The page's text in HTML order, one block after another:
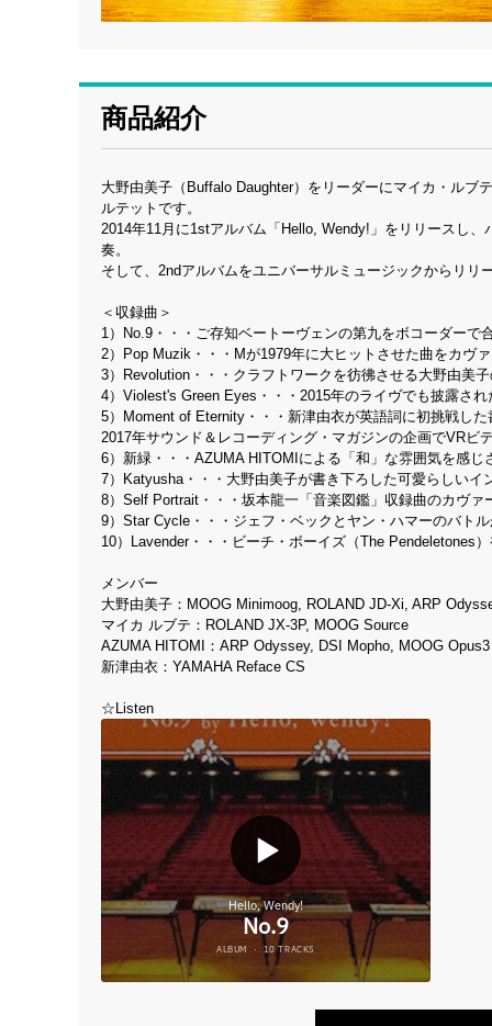
商品紹介
大野由美子（Buffalo Daughter）をリーダーにマイカ・ルブ
ルテットです。
2014年11月に1stアルバム「Hello, Wendy!」をリリースし
奏。
そして、2ndアルバムをユニバーサルミュージックからリリ
＜収録曲＞
1）No.9・・・ご存知ベートーヴェンの第九をボコーダーで
2）Pop Muzik・・・Mが1979年に大ヒットさせた曲をカヴ
3）Revolution・・・クラフトワークを彷彿させる大野由美
4）Violest's Green Eyes・・・2015年のライヴでも披露さ
5）Moment of Eternity・・・新津由衣が英語詞に初挑戦した
2017年サウンド＆レコーディング・マガジンの企画でVRビ
6）新緑・・・AZUMA HITOMIによる「和」な雰囲気を感じ
7）Katyusha・・・大野由美子が書き下ろした可愛らしいイ
8）Self Portrait・・・坂本龍一「音楽図鑑」収録曲のカヴァ
9）Star Cycle・・・ジェフ・ベックとヤン・ハマーのバト
10）Lavender・・・ビーチ・ボーイズ（The Pendeletones
メンバー
大野由美子：MOOG Minimoog, ROLAND JD-Xi, ARP
マイカ ルブテ：ROLAND JX-3P, MOOG Source
AZUMA HITOMI：ARP Odyssey, DSI Mopho, MOOG Opus3
新津由衣：YAMAHA Reface CS
☆Listen